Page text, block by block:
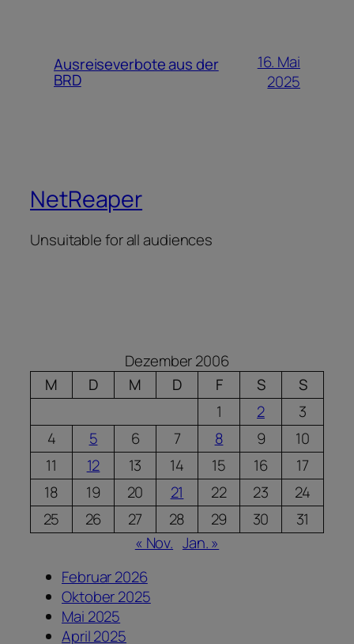
Ausreiseverbote aus der
BRD
16. Mai
2025
NetReaper
Unsuitable for all audiences
Dezember 2006
M
D M D F S
S
1
2
3
4
5 6 7 8 9
10
11
12 13 14 15 16
17
18
19 20 21 22 23
24
25
26 27 28 29 30
31
« Nov. Jan. »
Februar 2026
Oktober 2025
Mai 2025
April 2025